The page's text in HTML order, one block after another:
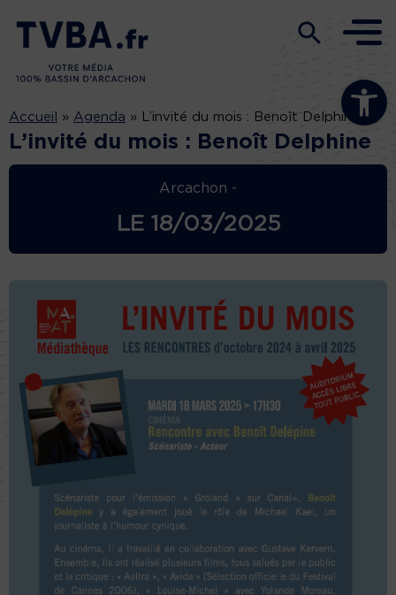
Ouvrir la
Accueil » Agenda » L’invité du mois : Benoît Delphine
L’invité du mois : Benoît Delphine
Arcachon -
LE 18/03/2025